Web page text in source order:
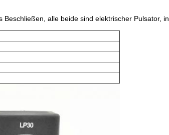
alle beide sind elektrischer Pulsator, in